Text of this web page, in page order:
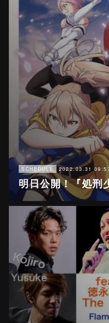
SCHEDULE 2022.03.31
明日公開！『処刑